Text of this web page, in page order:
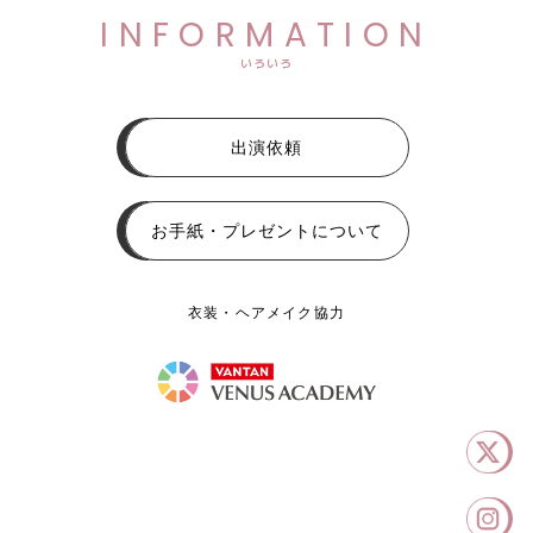
INFORMATION
いろいろ
出演依頼
お手紙・プレゼントについて
衣装・ヘアメイク協力